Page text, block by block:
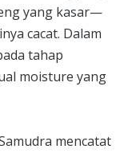
yang kasar—
cacat. Dalam
tahap
moisture yang
mencatat